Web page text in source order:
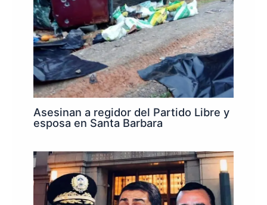
Asesinan a regidor del Partido Libre y
esposa en Santa Barbara